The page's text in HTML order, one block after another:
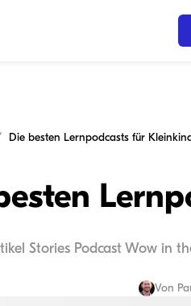
Die besten Lernpodcasts für
Stories Podcast Wow in
Von